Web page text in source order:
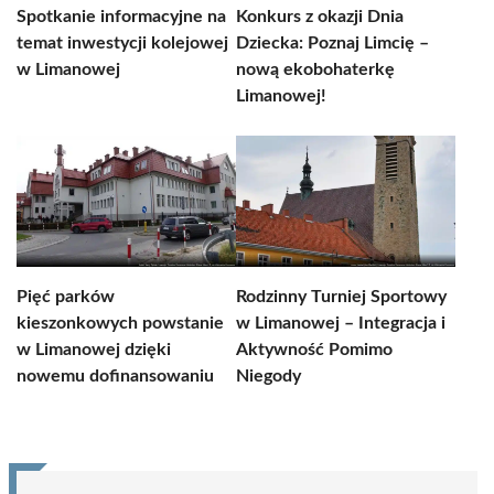
Spotkanie informacyjne na
temat inwestycji kolejowej
w Limanowej
Konkurs z okazji Dnia
Dziecka: Poznaj Limcię –
nową ekobohaterkę
Limanowej!
Pięć parków
kieszonkowych powstanie
w Limanowej dzięki
nowemu dofinansowaniu
Rodzinny Turniej Sportowy
w Limanowej – Integracja i
Aktywność Pomimo
Niegody